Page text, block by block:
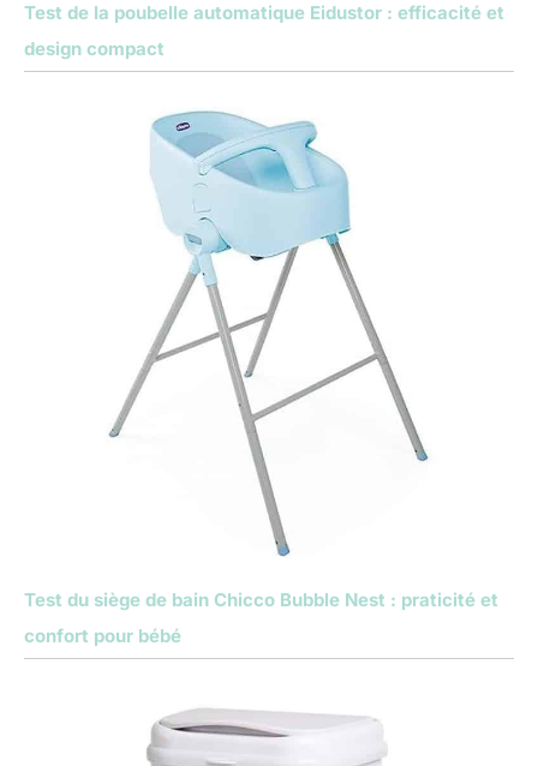
Test de la poubelle automatique Eidustor : efficacité et
design compact
Test du siège de bain Chicco Bubble Nest : praticité et
confort pour bébé